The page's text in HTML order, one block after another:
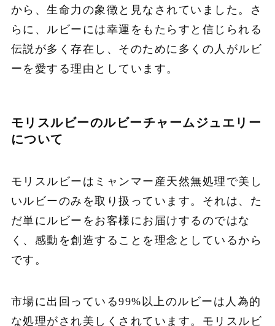
から、生命力の象徴と見なされていました。さ
らに、ルビーには幸運をもたらすと信じられる
伝説が多く存在し、そのために多くの人がルビ
ーを愛する理由としています。
モリスルビーのルビーチャームジュエリー
について
モリスルビーはミャンマー産天然無処理で美し
いルビーのみを取り扱っています。それは、た
だ単にルビーをお客様にお届けするのではな
く、感動を創造することを理念としているから
です。
市場に出回っている99%以上のルビーは人為的
な処理がされ美しくされています。モリスルビ